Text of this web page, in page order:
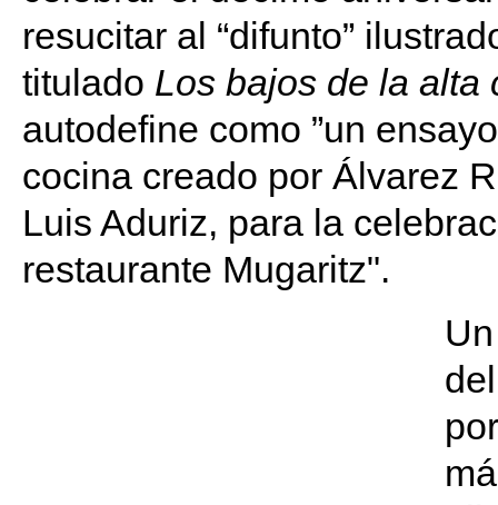
resucitar al “difunto”
titulado Los bajos de la alta
autodefine como ”un
cocina creado por Álvarez
Luis Aduriz, para la
restaurante Mugaritz".